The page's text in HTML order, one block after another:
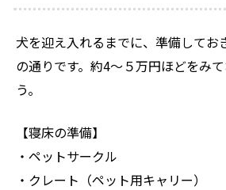
犬を迎え入れるまでに、準備してお
の通りです。約4～５万円ほどをみ
う。
【寝床の準備】
・ペットサークル
・クレート（ペット用キャリー）